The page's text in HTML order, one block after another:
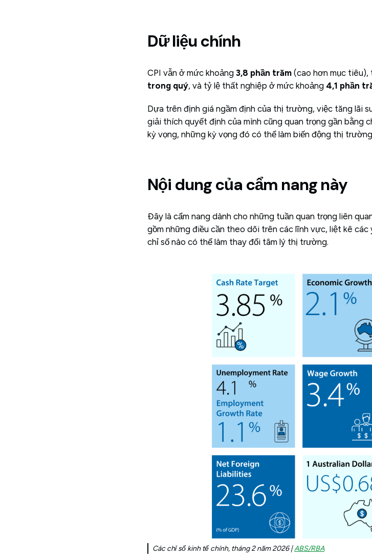
Dữ liệu chính
CPI vẫn ở mức khoảng 3,8 phần trăm (cao hơn mục tiêu),
trong quý, và tỷ lệ thất nghiệp ở mức khoảng 4,1 phần
Dựa trên định giá ngầm định của thị trường, việc tăng lãi
giải thích quyết định của mình cũng quan trọng gần bằng
kỳ vọng, những kỳ vọng đó có thể làm biến động thị
Nội dung của cẩm nang này
Đây là cẩm nang dành cho những tuần quan trọng liên
gồm những điều cần theo dõi trên các lĩnh vực, liệt kê
chỉ số nào có thể làm thay đổi tâm lý thị trường.
Các chỉ số kinh tế chính, tháng 2 năm 2026 |ABS/RBA